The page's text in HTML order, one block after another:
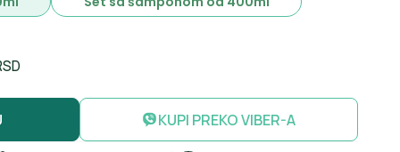
KUPI PREKO VIBER-A